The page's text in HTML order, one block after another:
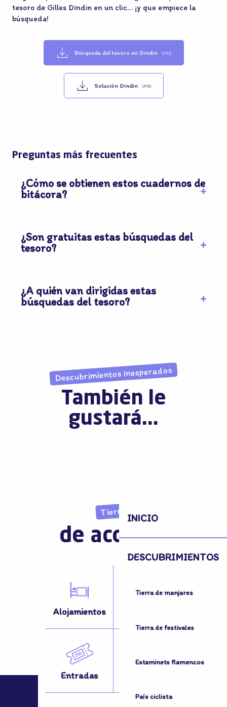
INICIO
DESCUBRIMIENTOS
Tierra de manjares
Tierra de festivales
Estaminets flamencos
País ciclista
tesoro de Gilles Dindin en un clic… ¡y que empiece la
búsqueda!
Búsqueda del tesoro en Dindin 4MB
Solución Dindin 1MB
Preguntas más frecuentes
¿Cómo se obtienen estos cuadernos de
bitácora?
¿Son gratuitas estas búsquedas del
tesoro?
¿A quién van dirigidas estas
búsquedas del tesoro?
Descubrimientos inesperados
También le
gustará...
Tierra
de acogida
Alojamientos
Entradas